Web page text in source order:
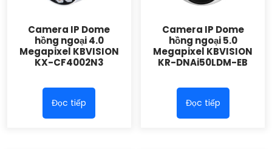
Camera IP Dome
hồng ngoại 4.0
Megapixel KBVISION
KX-CF4002N3
Đọc tiếp
Camera IP Dome
hồng ngoại 5.0
Megapixel KBVISION
KR-DNAi50LDM-EB
Đọc tiếp